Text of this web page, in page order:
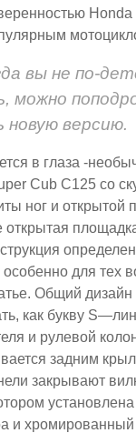
вы не по-
можно
версию.
в глаза -
Cub C125 со
ног и открытой
открытая
для тех
Общий
как букву
и рулевой
задним
закрывают
установлена
и хромированный